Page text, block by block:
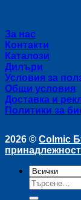
За нас
Контакти
Каталози
Дилъри
Условия за
Общи условия
Доставка и
Политики за
2026 © Colmic
Търсене
за: